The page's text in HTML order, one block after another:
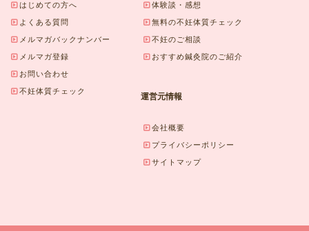
はじめての方へ
よくある質問
メルマガバックナンバー
メルマガ登録
お問い合わせ
不妊体質チェック
体験談・感想
無料の不妊体質チェック
不妊のご相談
おすすめ鍼灸院のご紹介
運営元情報
会社概要
プライバシーポリシー
サイトマップ